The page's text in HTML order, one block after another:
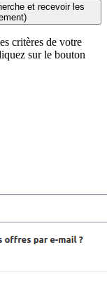
et recevoir les
critères de votre
sur le bouton